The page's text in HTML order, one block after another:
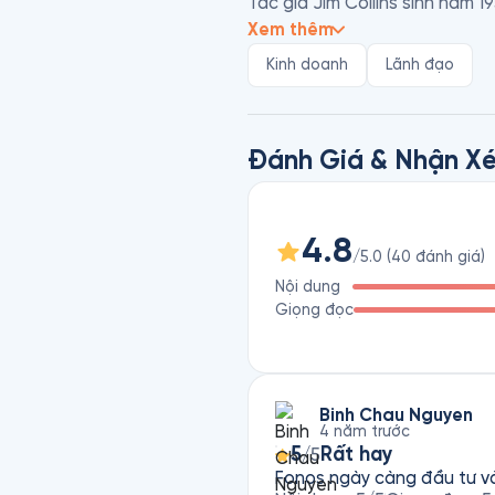
nghiệp đại học Stanford và
văn có nhiều sách bán chạy
Ông đã xuất bản nhiều tác
Xem thêm
Kinh doanh Lãnh đạo
Đánh Giá & Nhận
4.8/5.0 (40 đánh giá)
Nội dung
Giọng đọc
Binh Chau Nguyen
4 năm trước
5/5 Rất hay
Fonos ngày càng đầu tư